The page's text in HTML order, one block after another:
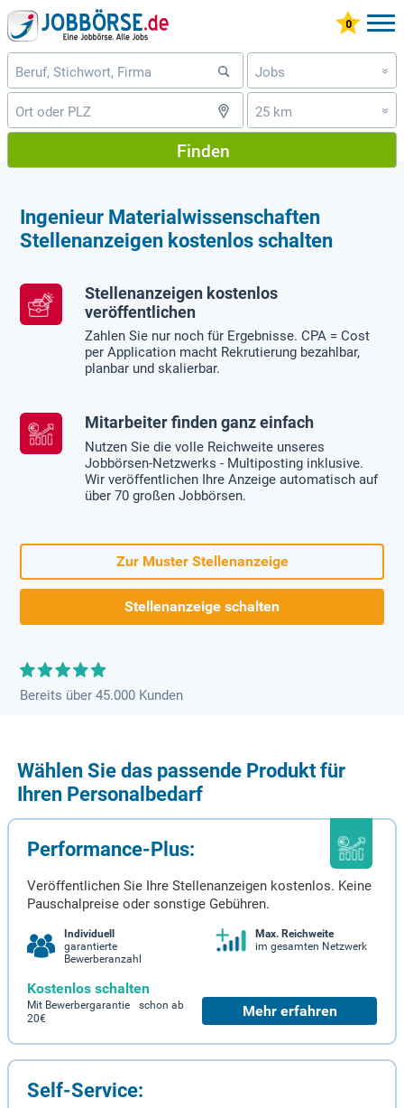
Jobs »
25 km »
Finden
Ingenieur Materialwissenschaften
Stellenanzeigen kostenlos schalten
Stellenanzeigen kostenlos
veröffentlichen
Zahlen Sie nur noch für Ergebnisse. CPA = Cost
per Application macht Rekrutierung bezahlbar,
planbar und skalierbar.
Mitarbeiter finden ganz einfach
Nutzen Sie die volle Reichweite unseres
Jobbörsen-Netzwerks - Multiposting inklusive.
Wir veröffentlichen Ihre Anzeige automatisch auf
über 70 großen Jobbörsen.
Zur Muster Stellenanzeige
Stellenanzeige schalten
Bereits über 45.000 Kunden
Wählen Sie das passende Produkt für
Ihren Personalbedarf
Performance-Plus:
Veröffentlichen Sie Ihre Stellenanzeigen kostenlos. Keine
Pauschalpreise oder sonstige Gebühren.
Individuell
garantierte
Bewerberanzahl
Max. Reichweite
im gesamten Netzwerk
Kostenlos schalten
Mit Bewerbergarantie schon ab
20€
Mehr erfahren
Self-Service: